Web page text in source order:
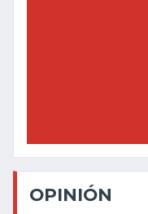
OPINIÓN